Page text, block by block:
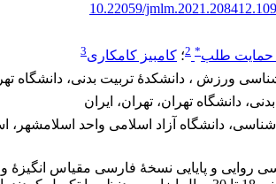
10.22059/
طلب*
2؛ کامبیز کامکاری3
ورزش ، دانشکدۀ تربیت بدنی، دانشگاه
دانشگاه تهران، تهران، ایران
دانشگاه آزاد اسلامی واحد اسلامشهر،